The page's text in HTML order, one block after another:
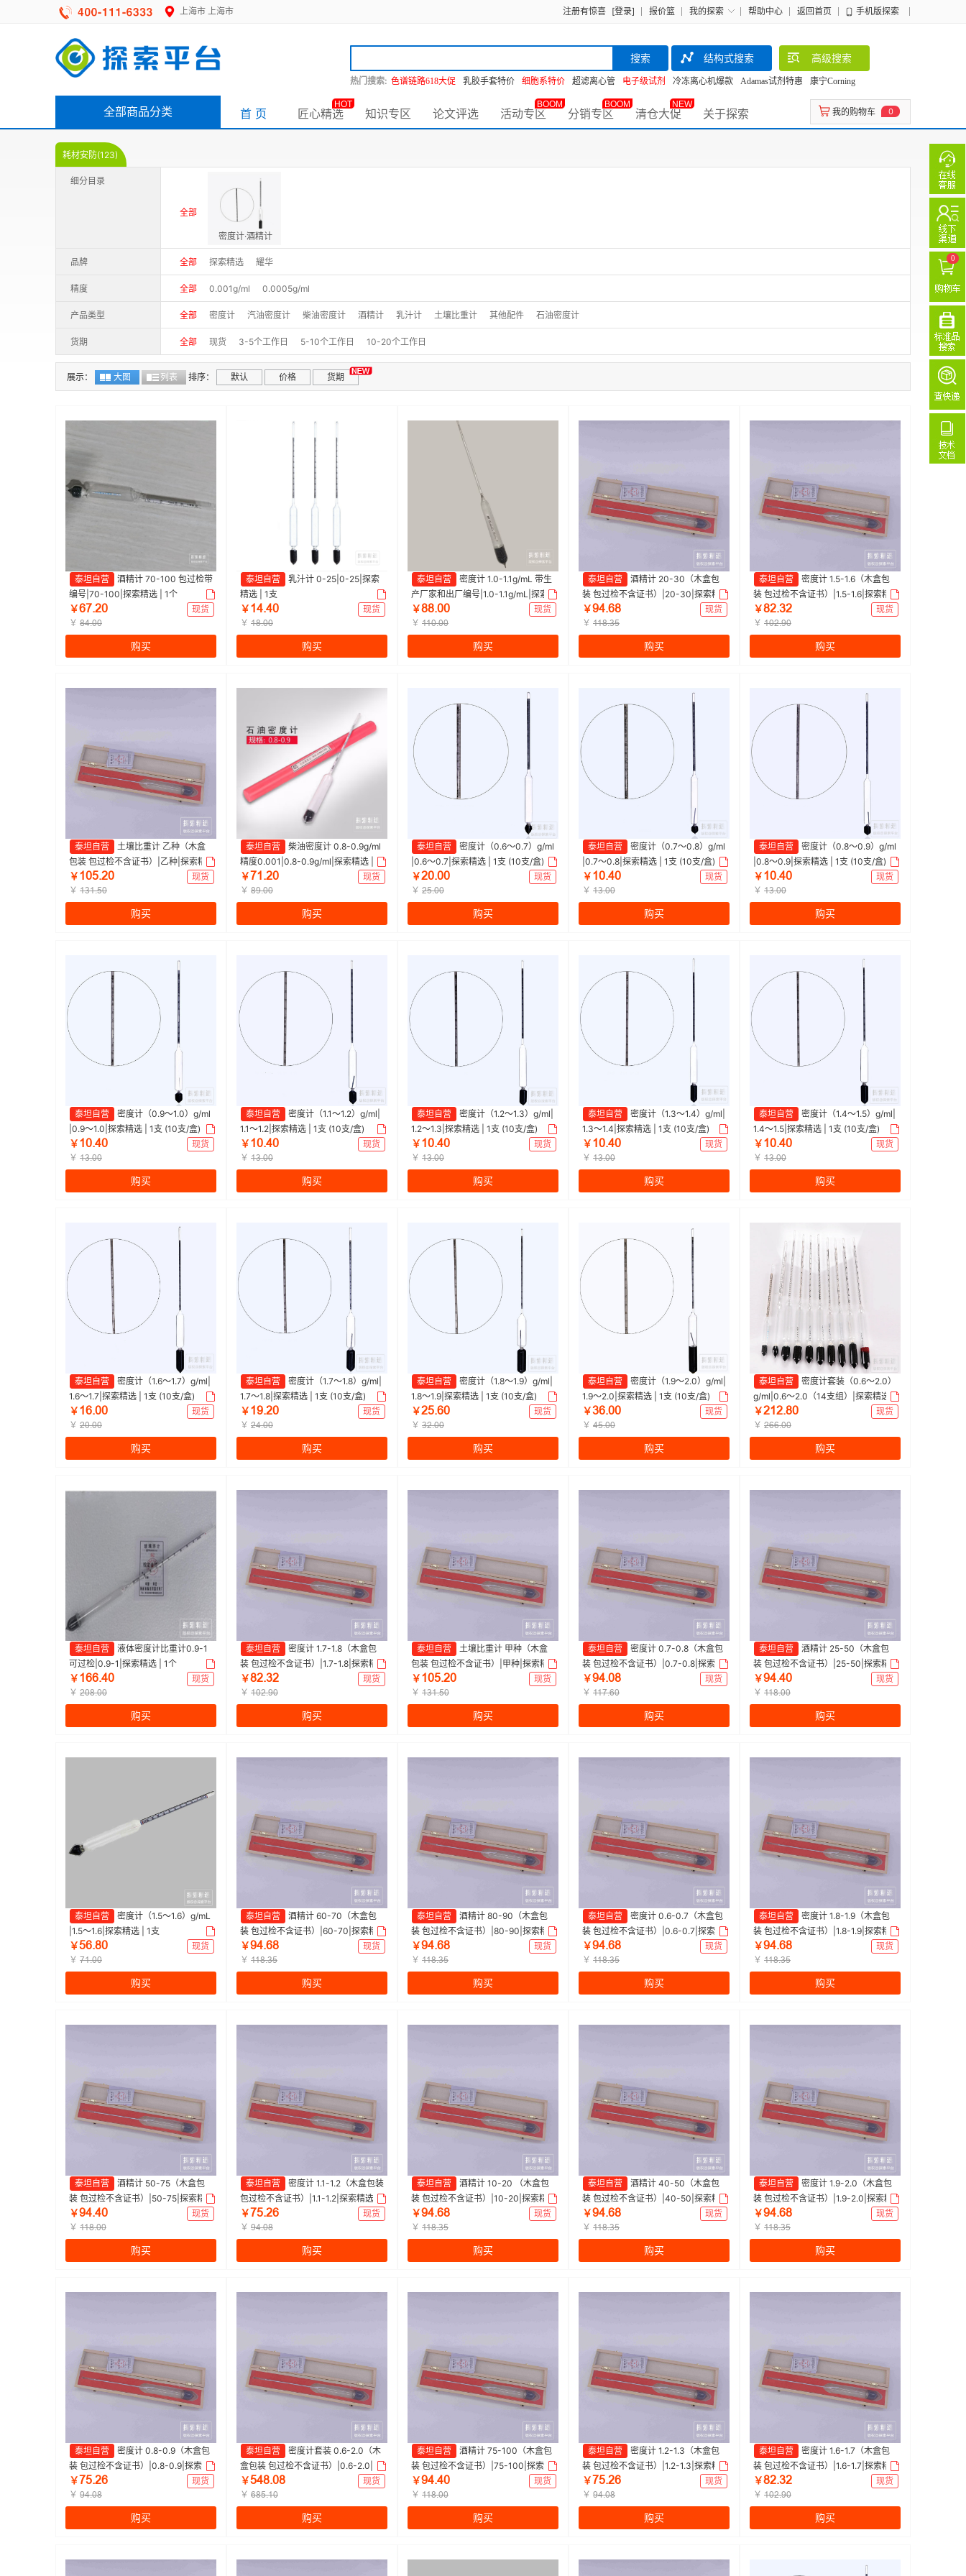
上海市 上海市 注册有惊喜 [登录] 报价篮 我的探索 帮助中心 返回首页 手机版探索
搜索 结构式搜索 高级搜索
热门搜索: 色谱链路618大促 乳胶手套特价 细胞系特价 超滤离心管 电子级试剂 冷冻离心机爆款 Adamas试剂特惠 康宁Corning
全部商品分类 首 页 匠心精选
HOT
知识专区 论文评选 活动专区
BOOM
分销专区
BOOM
清仓大促
NEW
关于探索 我的购物车 0
耗材安防(123)
细分目录
全部
密度计·酒精计
品牌 全部 探索精选 耀华
精度 全部 0.001g/ml 0.0005g/ml
产品类型 全部 密度计 汽油密度计 柴油密度计 酒精计 乳汁计 土壤比重计 其他配件 石油密度计
货期 全部 现货 3-5个工作日 5-10个工作日 10-20个工作日
展示： 大图 列表 排序： 默认 价格 货期
泰坦自营
酒精计 70-100 包过检带
编号|70-100|探索精选 | 1个
￥ĕǊŽŒŖ
现货
￥ ȀɉŽŖŖ
购买
泰坦自营
乳汁计 0-25|0-25|探索
精选 | 1支
￥ ȩɉŽɉŖ
现货
￥ ȩȀŽŖŖ
购买
泰坦自营
密度计 1.0-1.1g/mL 带生
产厂家和出厂编号|1.0-1.1g/mL|探索
精选 | 1支
￥ȀȀŽŖŖ
现货
￥ ȩȩŖŽŖŖ
购买
泰坦自营
酒精计 20-30（木盒包
装 包过检不含证书）|20-30|探索精
选 | 1支
￥ŴɉŽĕȀ
现货
￥ ȩȩȀŽĳŬ
购买
泰坦自营
密度计 1.5-1.6（木盒包
装 包过检不含证书）|1.5-1.6|探索精
选 | 1支
￥ȀŒŽĳŒ
现货
￥ ȩŖŒŽŴŖ
购买
泰坦自营
土壤比重计 乙种（木盒
包装 包过检不含证书）|乙种|探索精
选 | 1支
￥ ȩŖŬŽŒŖ
现货
￥ ȩĳȩŽŬŖ
购买
泰坦自营
柴油密度计 0.8-0.9g/ml
精度0.001|0.8-0.9g/ml|探索精选 | 1
支
￥ǊȩŽŒŖ
现货
￥ ȀŴŽŖŖ
购买
泰坦自营
密度计（0.6～0.7）g/ml
|0.6～0.7|探索精选 | 1支 (10支/盒)
￥ŒŖŽŖŖ
现货
￥ ŒŬŽŖŖ
购买
泰坦自营
密度计（0.7～0.8）g/ml
|0.7～0.8|探索精选 | 1支 (10支/盒)
￥ ȩŖŽɉŖ
现货
￥ ȩĳŽŖŖ
购买
泰坦自营
密度计（0.8～0.9）g/ml
|0.8～0.9|探索精选 | 1支 (10支/盒)
￥ ȩŖŽɉŖ
现货
￥ ȩĳŽŖŖ
购买
泰坦自营
密度计（0.9～1.0）g/ml
|0.9～1.0|探索精选 | 1支 (10支/盒)
￥ ȩŖŽɉŖ
现货
￥ ȩĳŽŖŖ
购买
泰坦自营
密度计（1.1～1.2）g/ml|
1.1～1.2|探索精选 | 1支 (10支/盒)
￥ ȩŖŽɉŖ
现货
￥ ȩĳŽŖŖ
购买
泰坦自营
密度计（1.2～1.3）g/ml|
1.2～1.3|探索精选 | 1支 (10支/盒)
￥ ȩŖŽɉŖ
现货
￥ ȩĳŽŖŖ
购买
泰坦自营
密度计（1.3～1.4）g/ml|
1.3～1.4|探索精选 | 1支 (10支/盒)
￥ ȩŖŽɉŖ
现货
￥ ȩĳŽŖŖ
购买
泰坦自营
密度计（1.4～1.5）g/ml|
1.4～1.5|探索精选 | 1支 (10支/盒)
￥ ȩŖŽɉŖ
现货
￥ ȩĳŽŖŖ
购买
泰坦自营
密度计（1.6～1.7）g/ml|
1.6～1.7|探索精选 | 1支 (10支/盒)
￥ ȩĕŽŖŖ
现货
￥ ŒŖŽŖŖ
购买
泰坦自营
密度计（1.7～1.8）g/ml|
1.7～1.8|探索精选 | 1支 (10支/盒)
￥ ȩŴŽŒŖ
现货
￥ ŒɉŽŖŖ
购买
泰坦自营
密度计（1.8～1.9）g/ml|
1.8～1.9|探索精选 | 1支 (10支/盒)
￥ŒŬŽĕŖ
现货
￥ ĳŒŽŖŖ
购买
泰坦自营
密度计（1.9～2.0）g/ml|
1.9～2.0|探索精选 | 1支 (10支/盒)
￥ĳĕŽŖŖ
现货
￥ ɉŬŽŖŖ
购买
泰坦自营
密度计套装（0.6～2.0）
g/ml|0.6～2.0（14支组）|探索精选 |
1套
￥ŒȩŒŽȀŖ
现货
￥ ŒĕĕŽŖŖ
购买
泰坦自营
液体密度计比重计0.9-1
可过检|0.9-1|探索精选 | 1个
￥ ȩĕĕŽɉŖ
现货
￥ ŒŖȀŽŖŖ
购买
泰坦自营
密度计 1.7-1.8（木盒包
装 包过检不含证书）|1.7-1.8|探索精
选 | 1支
￥ȀŒŽĳŒ
现货
￥ ȩŖŒŽŴŖ
购买
泰坦自营
土壤比重计 甲种（木盒
包装 包过检不含证书）|甲种|探索精
选 | 1支
￥ ȩŖŬŽŒŖ
现货
￥ ȩĳȩŽŬŖ
购买
泰坦自营
密度计 0.7-0.8（木盒包
装 包过检不含证书）|0.7-0.8|探索精
选 | 1支
￥ŴɉŽŖȀ
现货
￥ ȩȩǊŽĕŖ
购买
泰坦自营
酒精计 25-50（木盒包
装 包过检不含证书）|25-50|探索精
选 | 1支
￥ŴɉŽɉŖ
现货
￥ ȩȩȀŽŖŖ
购买
泰坦自营
密度计（1.5～1.6）g/mL
|1.5～1.6|探索精选 | 1支
￥ŬĕŽȀŖ
现货
￥ ǊȩŽŖŖ
购买
泰坦自营
酒精计 60-70（木盒包
装 包过检不含证书）|60-70|探索精
选 | 1支
￥ŴɉŽĕȀ
现货
￥ ȩȩȀŽĳŬ
购买
泰坦自营
酒精计 80-90（木盒包
装 包过检不含证书）|80-90|探索精
选 | 1支
￥ŴɉŽĕȀ
现货
￥ ȩȩȀŽĳŬ
购买
泰坦自营
密度计 0.6-0.7（木盒包
装 包过检不含证书）|0.6-0.7|探索精
选 | 1支
￥ŴɉŽĕȀ
现货
￥ ȩȩȀŽĳŬ
购买
泰坦自营
密度计 1.8-1.9（木盒包
装 包过检不含证书）|1.8-1.9|探索精
选 | 1支
￥ŴɉŽĕȀ
现货
￥ ȩȩȀŽĳŬ
购买
泰坦自营
酒精计 50-75（木盒包
装 包过检不含证书）|50-75|探索精
选 | 1支
￥ŴɉŽɉŖ
现货
￥ ȩȩȀŽŖŖ
购买
泰坦自营
密度计 1.1-1.2（木盒包装
包过检不含证书）|1.1-1.2|探索精选 |
1支
￥ǊŬŽŒĕ
现货
￥ ŴɉŽŖȀ
购买
泰坦自营
酒精计 10-20 （木盒包
装 包过检不含证书）|10-20|探索精
选 | 1支
￥ŴɉŽĕȀ
现货
￥ ȩȩȀŽĳŬ
购买
泰坦自营
酒精计 40-50（木盒包
装 包过检不含证书）|40-50|探索精
选 | 1支
￥ŴɉŽĕȀ
现货
￥ ȩȩȀŽĳŬ
购买
泰坦自营
密度计 1.9-2.0（木盒包
装 包过检不含证书）|1.9-2.0|探索精
选 | 1支
￥ŴɉŽĕȀ
现货
￥ ȩȩȀŽĳŬ
购买
泰坦自营
密度计 0.8-0.9（木盒包
装 包过检不含证书）|0.8-0.9|探索精
选 | 1支
￥ǊŬŽŒĕ
现货
￥ ŴɉŽŖȀ
购买
泰坦自营
密度计套装 0.6-2.0（木
盒包装 包过检不含证书）|0.6-2.0|探
索精选 | 1套（14支/套）
￥ŬɉȀŽŖȀ
现货
￥ ĕȀŬŽȩŖ
购买
泰坦自营
酒精计 75-100（木盒包
装 包过检不含证书）|75-100|探索精
选 | 1支
￥ŴɉŽɉŖ
现货
￥ ȩȩȀŽŖŖ
购买
泰坦自营
密度计 1.2-1.3（木盒包
装 包过检不含证书）|1.2-1.3|探索精
选 | 1支
￥ǊŬŽŒĕ
现货
￥ ŴɉŽŖȀ
购买
泰坦自营
密度计 1.6-1.7（木盒包
装 包过检不含证书）|1.6-1.7|探索精
选 | 1支
￥ȀŒŽĳŒ
现货
￥ ȩŖŒŽŴŖ
购买
0